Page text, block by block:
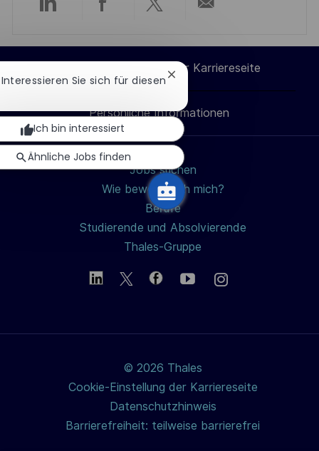
l
i
h
u
n
Über
LinkedIn
teilen
Über
Facebook
teilen
Über
Twitter
teilen
E-
Mail
teilen
Cookie-Einstellungen der Karriereseite
Persönliche Informationen
Jobs suchen
Wie bewerbe ich mich?
Berufe
Studierende und Absolvierende
Thales-Gruppe
© 2026 Thales
Cookie-Einstellung der Karriereseite
Datenschutzhinweis
Barrierefreiheit: teilweise barrierefrei
Sie sich für diesen Chatbot-
Benachrichtigung
schließen
Ich bin interessiert
Ähnliche Jobs finden